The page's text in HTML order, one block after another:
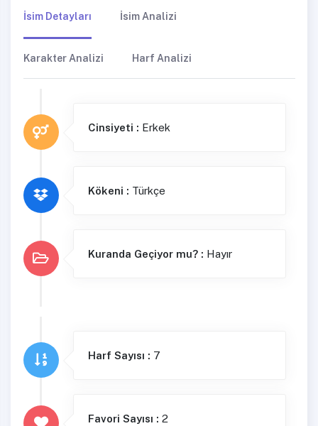
İsim Detayları İsim Analizi
Karakter Analizi Harf Analizi
Cinsiyeti : Erkek
Kökeni : Türkçe
Kuranda Geçiyor mu? : Hayır
Harf Sayısı : 7
Favori Sayısı : 2